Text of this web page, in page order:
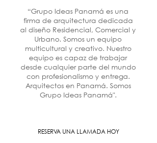
“Grupo Ideas Panamá es una
firma de arquitectura dedicada
al diseño Residencial, Comercial y
Urbano. Somos un equipo
multicultural y creativo. Nuestro
equipo es capaz de trabajar
desde cualquier parte del mundo
con profesionalismo y entrega.
Arquitectos en Panamá. Somos
Grupo Ideas Panamá".
RESERVA UNA LLAMADA HOY